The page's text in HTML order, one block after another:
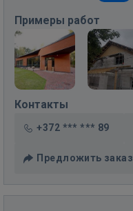
Примеры работ
Контакты
+372 *** *** 89
Предложить заказ